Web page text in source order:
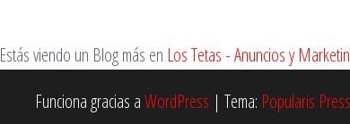
Estás viendo un Blog más en Los Tetas - Anuncios y
Funciona gracias aWordPress | Tema: Popularis Press